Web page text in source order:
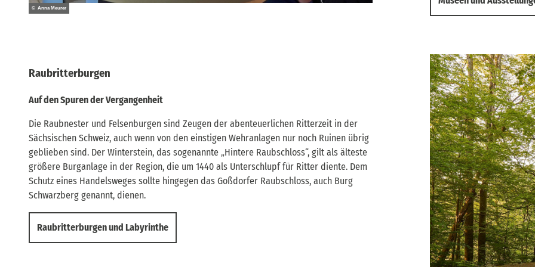
© Anna Meurer
Raubritterburgen
Auf den Spuren der Vergangenheit
Die Raubnester und Felsenburgen sind Zeugen der abenteuerlichen Ritterzeit in der
Sächsischen Schweiz, auch wenn von den einstigen Wehranlagen nur noch Ruinen übrig
geblieben sind. Der Winterstein, das sogenannte „Hintere Raubschloss“, gilt als älteste
größere Burganlage in der Region, die um 1440 als Unterschlupf für Ritter diente. Dem
Schutz eines Handelsweges sollte hingegen das Goßdorfer Raubschloss, auch Burg
Schwarzberg genannt, dienen.
Raubritterburgen und Labyrinthe